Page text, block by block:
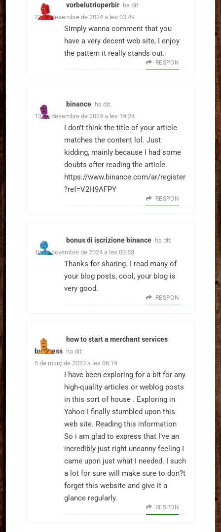
vorbelutrioperbir ha dit:
22 de desembre de 2024 a les 03:49
Simply wanna comment that you
have a very decent web site, I enjoy
the pattern it really stands out.
RESPON
binance ha dit:
13 de desembre de 2024 a les 19:24
I don’t think the title of your article
matches the content lol. Just
kidding, mainly because I had some
doubts after reading the article.
https://www.binance.com/ar/register
?ref=V2H9AFPY
RESPON
bonus di iscrizione binance ha dit:
10 de novembre de 2024 a les 09:53
Thanks for sharing. I read many of
your blog posts, cool, your blog is
very good.
RESPON
how to start a merchant services
business ha dit:
5 de març de 2023 a les 06:19
I have been exploring for a bit for any
high-quality articles or weblog posts
in this sort of house . Exploring in
Yahoo I finally stumbled upon this
web site. Reading this information
So i am glad to express that I’ve an
incredibly just right uncanny feeling I
came upon just what I needed. I such
a lot for sure will make sure to don?t
forget this website and give it a
glance regularly.
RESPON